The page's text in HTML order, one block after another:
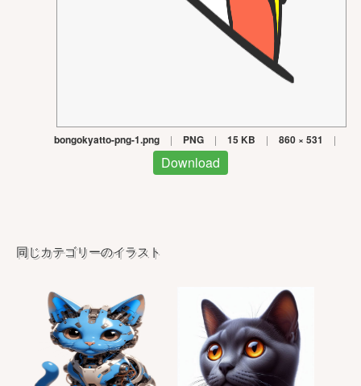
bongokyatto-png-1.png | PNG | 15 KB | 860 × 531 |
Download
同じカテゴリーのイラスト